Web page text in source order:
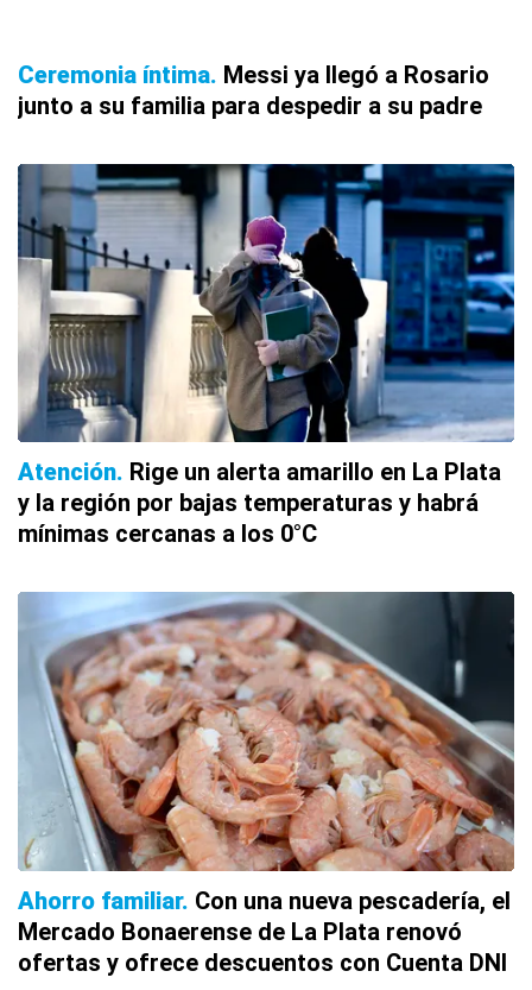
Ceremonia íntima Messi ya llegó a Rosario
junto a su familia para despedir a su padre
Atención Rige un alerta amarillo en La Plata
y la región por bajas temperaturas y habrá
mínimas cercanas a los 0°C
Ahorro familiar Con una nueva pescadería, el
Mercado Bonaerense de La Plata renovó
ofertas y ofrece descuentos con Cuenta DNI